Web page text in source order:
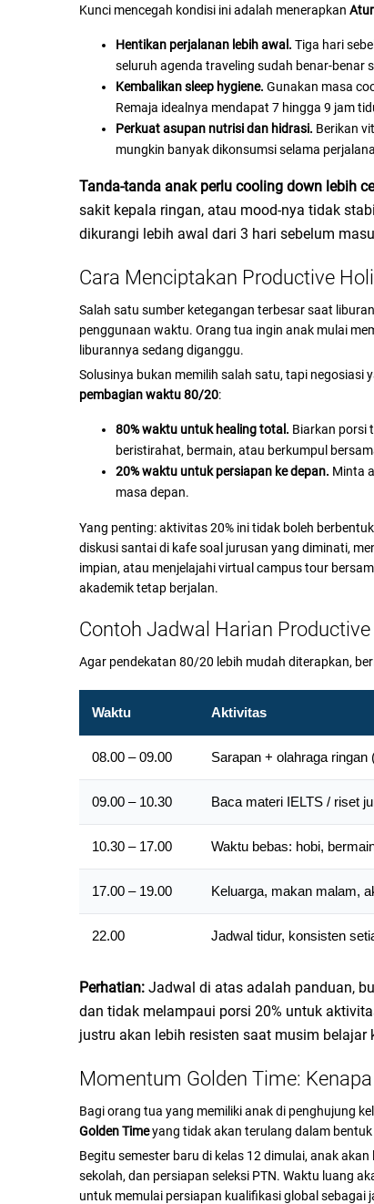
Kunci mencegah kondisi ini adalah menerapkan
Hentikan perjalanan lebih awal. Tiga hari
seluruh agenda traveling sudah benar-benar
Kembalikan sleep hygiene. Gunakan masa
Remaja idealnya mendapat 7 hingga 9 jam
Perkuat asupan nutrisi dan hidrasi. Berikan
mungkin banyak dikonsumsi selama
Tanda-tanda anak perlu cooling down lebih
sakit kepala ringan, atau mood-nya tidak
dikurangi lebih awal dari 3 hari sebelum
Cara Menciptakan Productive
Salah satu sumber ketegangan terbesar saat
penggunaan waktu. Orang tua ingin anak mulai
liburannya sedang diganggu.
Solusinya bukan memilih salah satu, tapi negosiasi
pembagian waktu 80/20:
80% waktu untuk healing total. Biarkan porsi
beristirahat, bermain, atau berkumpul
20% waktu untuk persiapan ke depan. Minta
masa depan.
Yang penting: aktivitas 20% ini tidak boleh
diskusi santai di kafe soal jurusan yang diminati,
impian, atau menjelajahi virtual campus tour
akademik tetap berjalan.
Contoh Jadwal Harian
Agar pendekatan 80/20 lebih mudah diterapkan,
Waktu Aktivitas
08.00 – 09.00 Sarapan + olahraga ringan
09.00 – 10.30 Baca materi IELTS / riset
10.30 – 17.00 Waktu bebas: hobi,
17.00 – 19.00 Keluarga, makan malam,
22.00 Jadwal tidur, konsisten
Perhatian: Jadwal di atas adalah panduan,
dan tidak melampaui porsi 20% untuk
justru akan lebih resisten saat musim belajar
Momentum Golden Time:
Bagi orang tua yang memiliki anak di penghujung
Golden Timeyang tidak akan terulang dalam
Begitu semester baru di kelas 12 dimulai, anak
sekolah, dan persiapan seleksi PTN. Waktu luang
untuk memulai persiapan kualifikasi global